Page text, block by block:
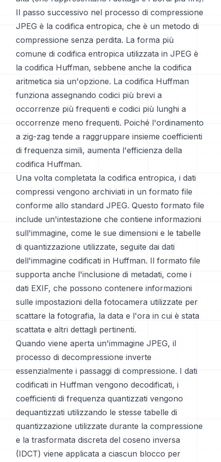
Il passo successivo nel processo di compressione
JPEG è la codifica entropica, che è un metodo di
compressione senza perdita. La forma più
comune di codifica entropica utilizzata in JPEG è
la codifica Huffman, sebbene anche la codifica
aritmetica sia un'opzione. La codifica Huffman
funziona assegnando codici più brevi a
occorrenze più frequenti e codici più lunghi a
occorrenze meno frequenti. Poiché l'ordinamento
a zig-zag tende a raggruppare insieme coefficienti
di frequenza simili, aumenta l'efficienza della
codifica Huffman.
Una volta completata la codifica entropica, i dati
compressi vengono archiviati in un formato file
conforme allo standard JPEG. Questo formato file
include un'intestazione che contiene informazioni
sull'immagine, come le sue dimensioni e le tabelle
di quantizzazione utilizzate, seguite dai dati
dell'immagine codificati in Huffman. Il formato file
supporta anche l'inclusione di metadati, come i
dati EXIF, che possono contenere informazioni
sulle impostazioni della fotocamera utilizzate per
scattare la fotografia, la data e l'ora in cui è stata
scattata e altri dettagli pertinenti.
Quando viene aperta un'immagine JPEG, il
processo di decompressione inverte
essenzialmente i passaggi di compressione. I dati
codificati in Huffman vengono decodificati, i
coefficienti di frequenza quantizzati vengono
dequantizzati utilizzando le stesse tabelle di
quantizzazione utilizzate durante la compressione
e la trasformata discreta del coseno inversa
(IDCT) viene applicata a ciascun blocco per